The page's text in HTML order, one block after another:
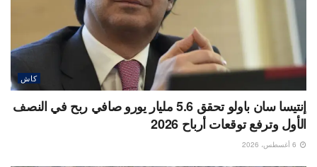
كاش
إنتيسا سان باولو تحقق 5.6 مليار يورو صافي ربح في النصف
الأول وترفع توقعات أرباح 2026